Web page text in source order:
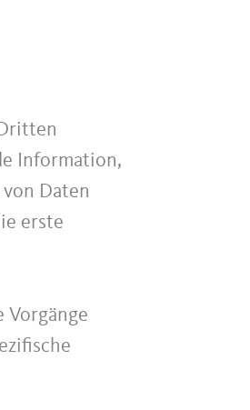
Information,
Daten
erste
Vorgänge